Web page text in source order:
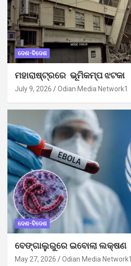
ଦେଶ-ବିଦେଶ
ମହାରାଷ୍ଟ୍ରରେ ଭୂମିକମ୍ପ ଝଟକା
July 9, 2026 Odian Media Network1
ଦେଶ-ବିଦେଶ
ବେଙ୍ଗାଲୁରୁରେ ଇବୋଲା ଲକ୍ଷଣ
May 27, 2026 Odian Media Network1